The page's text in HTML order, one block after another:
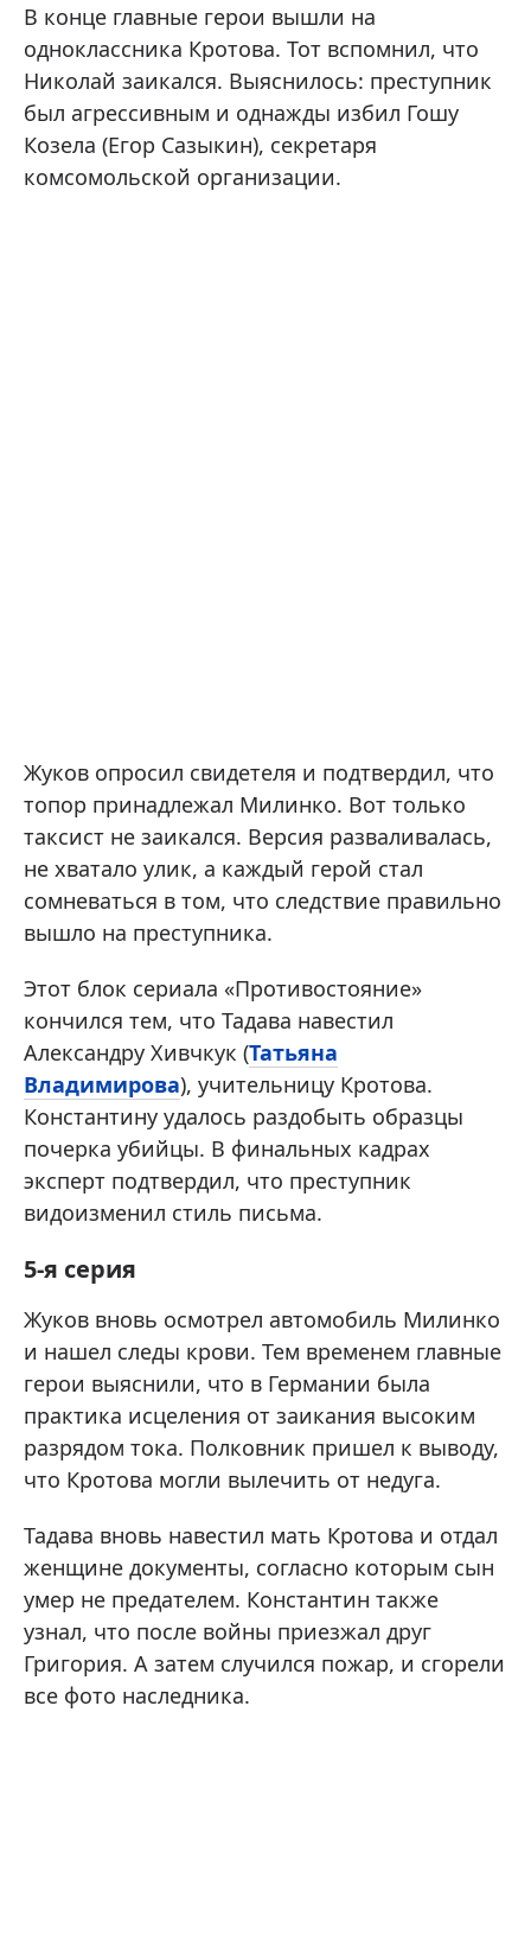
В конце главные герои вышли на
одноклассника Кротова. Тот вспомнил, что
Николай заикался. Выяснилось: преступник
был агрессивным и однажды избил Гошу
Козела (Егор Сазыкин), секретаря
комсомольской организации.
Жуков опросил свидетеля и подтвердил, что
топор принадлежал Милинко. Вот только
таксист не заикался. Версия разваливалась,
не хватало улик, а каждый герой стал
сомневаться в том, что следствие правильно
вышло на преступника.
Этот блок сериала «Противостояние»
кончился тем, что Тадава навестил
Александру Хивчкук (Татьяна
Владимирова), учительницу Кротова.
Константину удалось раздобыть образцы
почерка убийцы. В финальных кадрах
эксперт подтвердил, что преступник
видоизменил стиль письма.
5-я серия
Жуков вновь осмотрел автомобиль Милинко
и нашел следы крови. Тем временем главные
герои выяснили, что в Германии была
практика исцеления от заикания высоким
разрядом тока. Полковник пришел к выводу,
что Кротова могли вылечить от недуга.
Тадава вновь навестил мать Кротова и отдал
женщине документы, согласно которым сын
умер не предателем. Константин также
узнал, что после войны приезжал друг
Григория. А затем случился пожар, и сгорели
все фото наследника.